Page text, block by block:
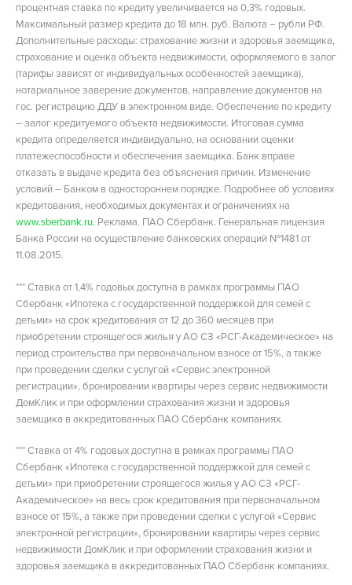
процентная ставка по кредиту увеличивается на 0,3% годовых.
Максимальный размер кредита до 18 млн. руб. Валюта – рубли РФ.
Дополнительные расходы: страхование жизни и здоровья заемщика,
страхование и оценка объекта недвижимости, оформляемого в залог
(тарифы зависят от индивидуальных особенностей заемщика),
нотариальное заверение документов, направление документов на
гос. регистрацию ДДУ в электронном виде. Обеспечение по кредиту
– залог кредитуемого объекта недвижимости. Итоговая сумма
кредита определяется индивидуально, на основании оценки
платежеспособности и обеспечения заемщика. Банк вправе
отказать в выдаче кредита без объяснения причин. Изменение
условий – Банком в одностороннем порядке. Подробнее об условиях
кредитования, необходимых документах и ограничениях на
www.sberbank.ru. Реклама. ПАО Сбербанк. Генеральная лицензия
Банка России на осуществление банковских операций №1481 от
11.08.2015.
*** Ставка от 1,4% годовых доступна в рамках программы ПАО
Сбербанк «Ипотека с государственной поддержкой для семей с
детьми» на срок кредитования от 12 до 360 месяцев при
приобретении строящегося жилья у АО СЗ «РСГ-Академическое» на
период строительства при первоначальном взносе от 15%, а также
при проведении сделки с услугой «Сервис электронной
регистрации», бронировании квартиры через сервис недвижимости
ДомКлик и при оформлении страхования жизни и здоровья
заемщика в аккредитованных ПАО Сбербанк компаниях.
*** Ставка от 4% годовых доступна в рамках программы ПАО
Сбербанк «Ипотека с государственной поддержкой для семей с
детьми» при приобретении строящегося жилья у АО СЗ «РСГ-
Академическое» на весь срок кредитования при первоначальном
взносе от 15%, а также при проведении сделки с услугой «Сервис
электронной регистрации», бронировании квартиры через сервис
недвижимости ДомКлик и при оформлении страхования жизни и
здоровья заемщика в аккредитованных ПАО Сбербанк компаниях.